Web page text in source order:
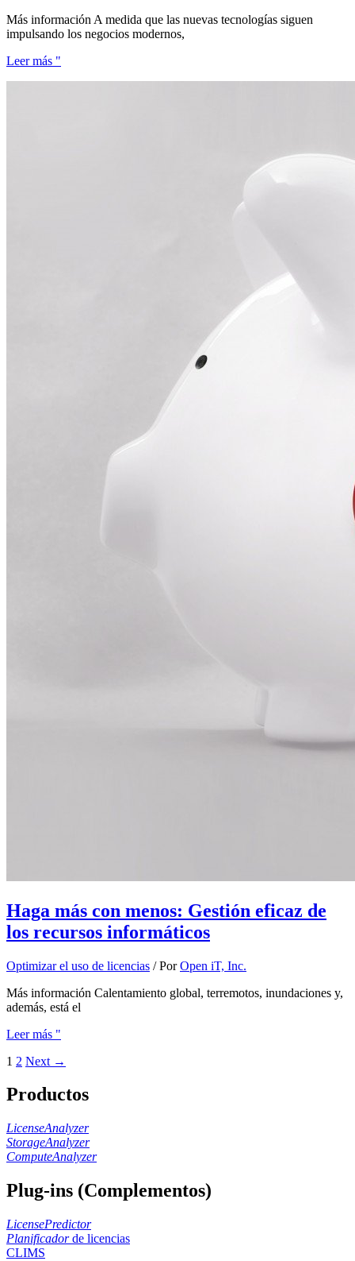
Más información A medida que las nuevas tecnologías siguen
impulsando los negocios modernos,
Leer más "
Haga más con menos: Gestión eficaz de
los recursos informáticos
Optimizar el uso de licencias / PorOpen iT, Inc.
Más información Calentamiento global, terremotos, inundaciones y,
además, está el
Leer más "
1 2 Next →
Productos
LicenseAnalyzer
StorageAnalyzer
ComputeAnalyzer
Plug-ins (Complementos)
LicensePredictor
Planificadorde licencias
CLIMS